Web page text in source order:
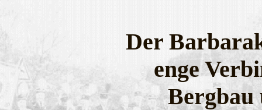
Der
enge
Bergbau